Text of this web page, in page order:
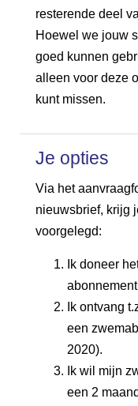
resterende deel
Hoewel we jouw
goed kunnen
alleen voor deze
kunt missen.
Je opties
Via het
nieuwsbrief, krijg
voorgelegd:
Ik doneer
Ik ontvang
een
2020).
Ik wil mijn
een 2